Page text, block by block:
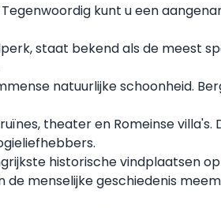
kunt u een
staat bekend als de meest
natuurlijke schoonheid.
theater en Romeinse villa's.
historische vindplaatsen
menselijke geschiedenis